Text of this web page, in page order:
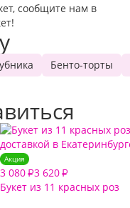
сообщите нам в
Бенто-торты
Акция
3 080₽3 620₽
Букет из 11 красных роз